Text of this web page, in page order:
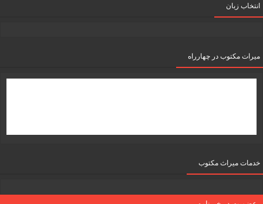
انتخاب زبان
میرات مکتوب در چهارراه
خدمات میراث مکتوب